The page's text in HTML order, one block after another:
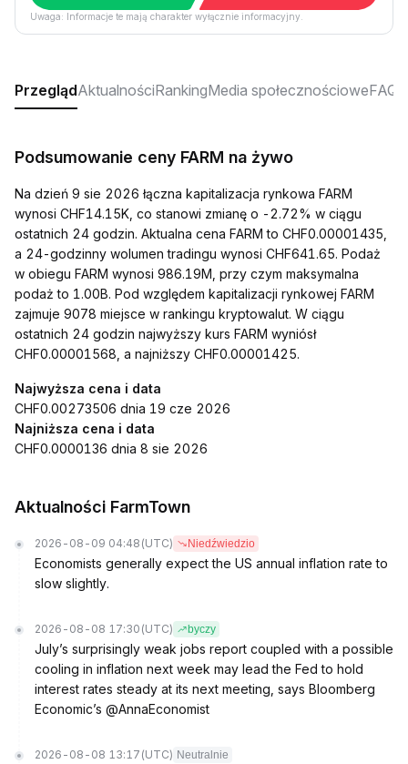
Uwaga: Informacje te mają charakter wyłącznie informacyjny.
PrzeglądAktualnościRankingMedia społecznościoweFAQ
Podsumowanie ceny FARM na żywo
Na dzień 9 sie 2026 łączna kapitalizacja rynkowa FARM
wynosi CHF14.15K, co stanowi zmianę o -2.72% w ciągu
ostatnich 24 godzin. Aktualna cena FARM to CHF0.00001435,
a 24-godzinny wolumen tradingu wynosi CHF641.65. Podaż
w obiegu FARM wynosi 986.19M, przy czym maksymalna
podaż to 1.00B. Pod względem kapitalizacji rynkowej FARM
zajmuje 9078 miejsce w rankingu kryptowalut. W ciągu
ostatnich 24 godzin najwyższy kurs FARM wyniósł
CHF0.00001568, a najniższy CHF0.00001425.
Najwyższa cena i data
CHF0.00273506 dnia 19 cze 2026
Najniższa cena i data
CHF0.0000136 dnia 8 sie 2026
Aktualności FarmTown
2026-08-09 04:48 (UTC) Niedźwiedzio
Economists generally expect the US annual inflation rate to
slow slightly.
2026-08-08 17:30 (UTC) byczy
July’s surprisingly weak jobs report coupled with a possible
cooling in inflation next week may lead the Fed to hold
interest rates steady at its next meeting, says Bloomberg
Economic’s @AnnaEconomist
2026-08-08 13:17 (UTC) Neutralnie